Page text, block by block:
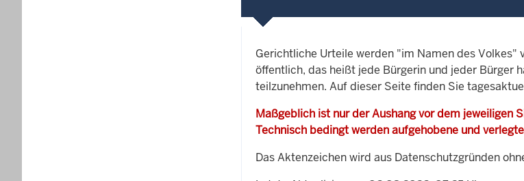
Gerichtliche Urteile werden "im Namen des Volkes"
öffentlich, das heißt jede Bürgerin und jeder Bürger
teilzunehmen. Auf dieser Seite finden Sie
Maßgeblich ist nur der Aushang vor dem jeweiligen
Technisch bedingt werden aufgehobene und
Das Aktenzeichen wird aus Datenschutzgründen